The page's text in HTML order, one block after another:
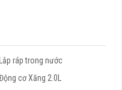
Lắp ráp trong nước
cơ Xăng 2.0L